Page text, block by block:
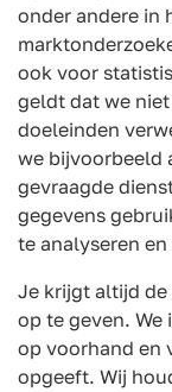
onder andere in
ook voor
geldt dat we
doeleinden
we bijvoorbeeld
gevraagde
gegevens
te analyseren
Je krijgt altijd de
op te geven.
op voorhand en
opgeeft. Wij